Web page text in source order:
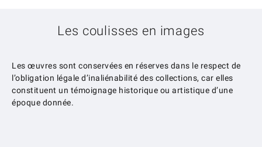
Les coulisses en images
Les œuvres sont conservées en réserves dans le respect de
l’obligation légale d’inaliénabilité des collections, car elles
constituent un témoignage historique ou artistique d’une
époque donnée.